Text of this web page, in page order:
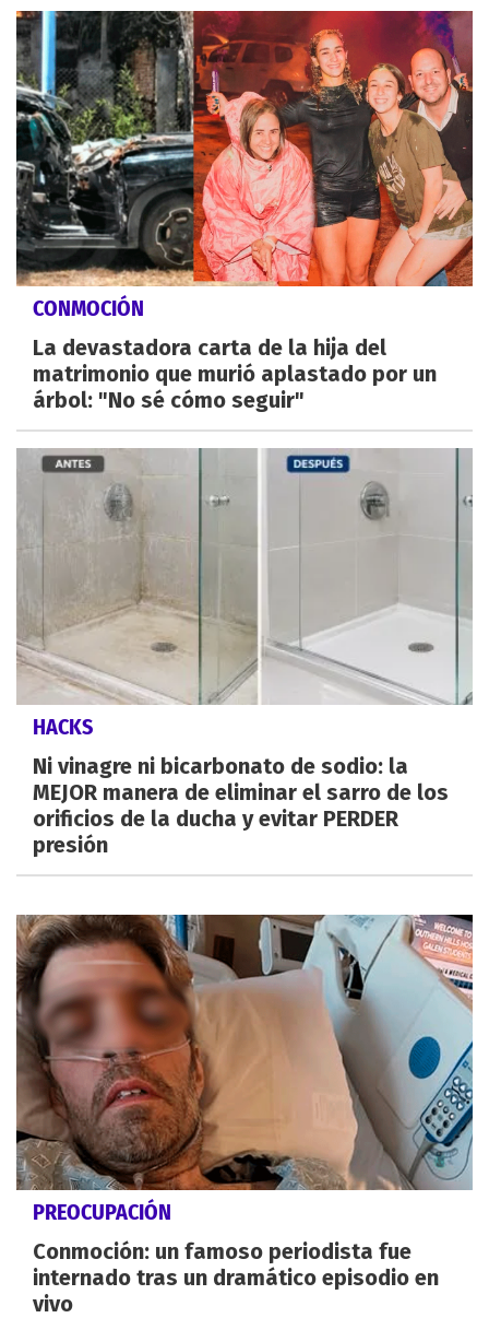
CONMOCIÓN
La devastadora carta de la hija del
matrimonio que murió aplastado por un
árbol: "No sé cómo seguir"
HACKS
Ni vinagre ni bicarbonato de sodio: la
MEJOR manera de eliminar el sarro de los
orificios de la ducha y evitar PERDER
presión
PREOCUPACIÓN
Conmoción: un famoso periodista fue
internado tras un dramático episodio en
vivo